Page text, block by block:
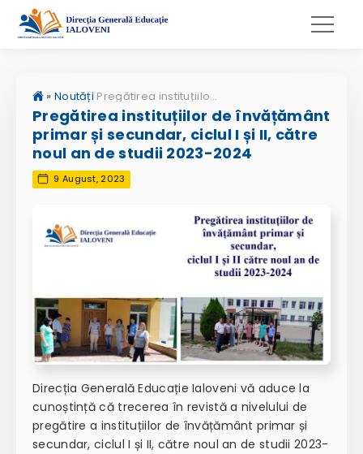
» Noutăți Pregătirea instituțiilor de învățământ primar și secundar, ciclul I și II, către noul an de studii 2023-2024
Pregătirea instituțiilor de învățământ
primar și secundar, ciclul I și II, către
noul an de studii 2023-2024
9 August, 2023
Direcția Generală Educație Ialoveni vă aduce la
cunoștință că trecerea în revistă a nivelului de
pregătire a instituțiilor de învățământ primar și
secundar, ciclul I și II, către noul an de studii 2023-